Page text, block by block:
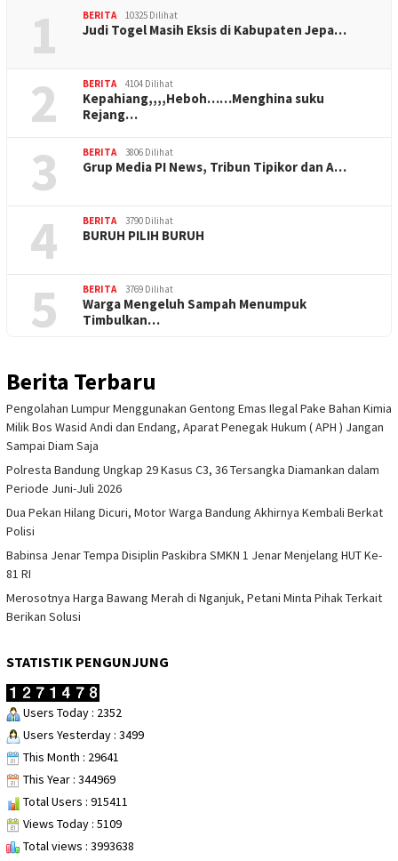
1 BERITA 10325 Dilihat
Judi Togel Masih Eksis di Kabupaten Jepa…
2 BERITA 4104 Dilihat
Kepahiang,,,,Heboh……Menghina suku
Rejang…
3 BERITA 3806 Dilihat
Grup Media PI News, Tribun Tipikor dan A…
4 BERITA 3790 Dilihat
BURUH PILIH BURUH
5 BERITA 3769 Dilihat
Warga Mengeluh Sampah Menumpuk
Timbulkan…
Berita Terbaru
Pengolahan Lumpur Menggunakan Gentong Emas Ilegal Pake Bahan Kimia
Milik Bos Wasid Andi dan Endang, Aparat Penegak Hukum ( APH ) Jangan
Sampai Diam Saja
Polresta Bandung Ungkap 29 Kasus C3, 36 Tersangka Diamankan dalam
Periode Juni-Juli 2026
Dua Pekan Hilang Dicuri, Motor Warga Bandung Akhirnya Kembali Berkat
Polisi
Babinsa Jenar Tempa Disiplin Paskibra SMKN 1 Jenar Menjelang HUT Ke-
81 RI
Merosotnya Harga Bawang Merah di Nganjuk, Petani Minta Pihak Terkait
Berikan Solusi
STATISTIK PENGUNJUNG
Users Today : 2352
Users Yesterday : 3499
This Month : 29641
This Year : 344969
Total Users : 915411
Views Today : 5109
Total views : 3993638